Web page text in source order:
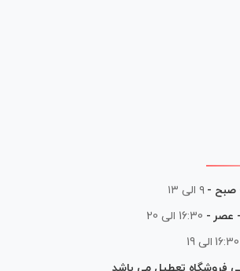
صبح - ۹ الی ۱۳
- عصر - 16:30 الی 20
16:30 الی 19
فروشگاه تعطیل می باشد